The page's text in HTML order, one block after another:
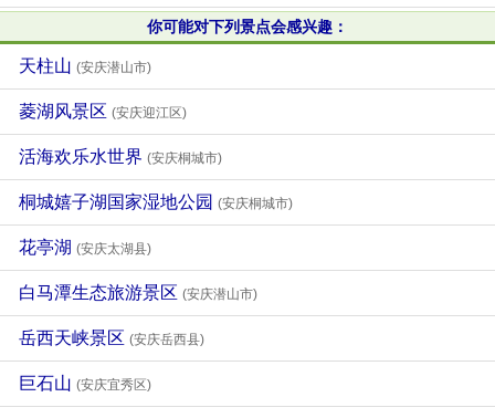
你可能对下列景点会感兴趣：
天柱山 (安庆潜山市)
菱湖风景区 (安庆迎江区)
活海欢乐水世界 (安庆桐城市)
桐城嬉子湖国家湿地公园 (安庆桐城市)
花亭湖 (安庆太湖县)
白马潭生态旅游景区 (安庆潜山市)
岳西天峡景区 (安庆岳西县)
巨石山 (安庆宜秀区)